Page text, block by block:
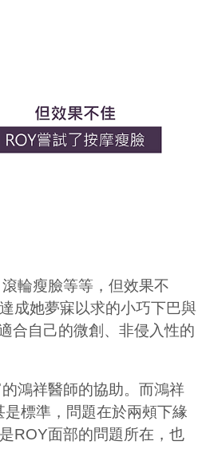
輪瘦臉等等，但效果不
成她夢寐以求的小巧下巴與
合自己的微創、非侵入性的
鴻祥醫師的協助。而鴻祥
是標準，問題在於兩頰下緣
ROY面部的問題所在，也